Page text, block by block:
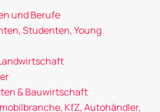
und Berufe
Studenten, Young
& Bauwirtschaft
KfZ, Autohändler,